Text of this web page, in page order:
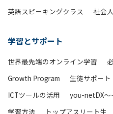
英語スピーキングクラス
社会
学習とサポート
世界最先端のオンライン学習
Growth Program
生徒サポート
ICTツールの活用
you-netDX～
学習方法
トップアスリート生